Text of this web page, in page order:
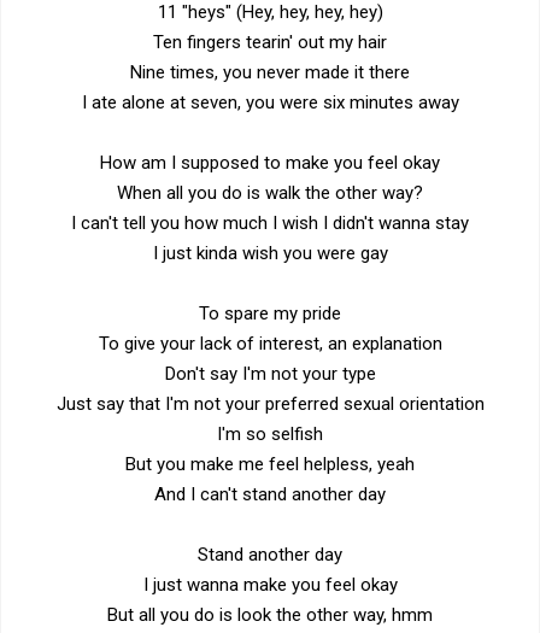
11 "heys" (Hey, hey, hey, hey)
Ten fingers tearin' out my hair
Nine times, you never made it there
I ate alone at seven, you were six minutes away
How am I supposed to make you feel okay
When all you do is walk the other way?
I can't tell you how much I wish I didn't wanna stay
I just kinda wish you were gay
To spare my pride
To give your lack of interest, an explanation
Don't say I'm not your type
Just say that I'm not your preferred sexual orientation
I'm so selfish
But you make me feel helpless, yeah
And I can't stand another day
Stand another day
I just wanna make you feel okay
But all you do is look the other way, hmm